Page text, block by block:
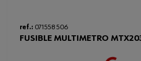
ref.: 071558 506
FUSIBLE MULTIMETROLoading...